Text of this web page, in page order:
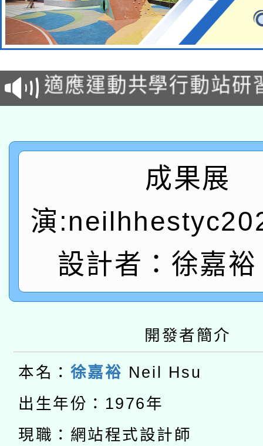
本校115學年度第2次
招甄選結果公告(無人
招)
適應運動共學行動站研
本館辦理115年度閱讀
暨閱讀推動專業研習
A3數位素養講師名單
「數位內容與教學軟
pilot」
有關大陸委員會函釋公
薪期間赴陸應申請許可
轉知經濟部水利署委託
動」
115年8月22日(星期六
開 智慧啟航」
本校115學年度第2次
招甄選結果公告(無人
招)
適應運動共學行動站研
本館辦理115年度閱讀
暨閱讀推動專業研習
科技賦能─人工智慧
成果展
演
設計者：徐嘉
開發者簡介
本名： 徐嘉裕 Neil Hsu
出生年份：1976年
現職：網站程式設計師